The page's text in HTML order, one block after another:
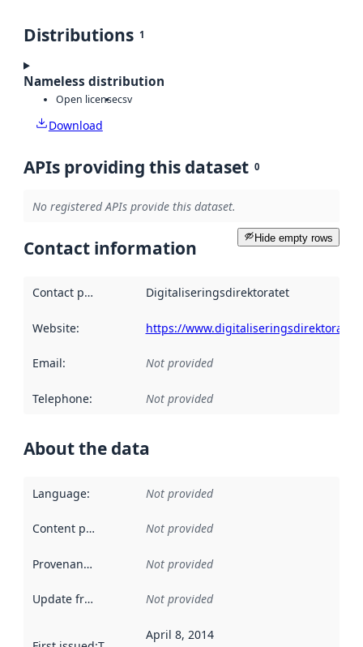
Distributions 1
Nameless distribution
Open licensecsv
Download
APIs providing this dataset 0
No registered APIs provide this dataset.
Hide empty rows
Contact information
Contact point Digitaliseringsdirektoratet
Website: https://
Email: Not provided
Telephone: Not provided
About the data
Language: Not provided
Content providers Not provided
Provenance Not provided
Update frequency Not provided
April 8, 2014